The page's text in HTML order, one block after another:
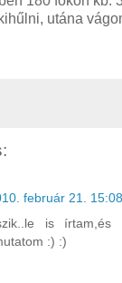
utána
február 21. 15:08
is
:) :)